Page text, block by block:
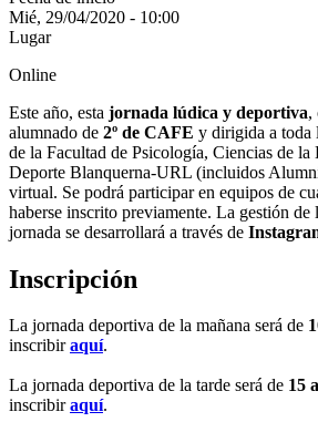
Mié, 29/04/2020 - 10:00
Lugar
Online
Este año, esta jornada lúdica y deportiva,
alumnado de 2º de CAFE y dirigida a toda
de la Facultad de Psicología, Ciencias de la
Deporte Blanquerna-URL (incluidos
virtual. Se podrá participar en equipos de
haberse inscrito previamente. La gestión de
jornada se desarrollará a través de
Inscripción
La jornada deportiva de la mañana será de
inscribiraquí.
La jornada deportiva de la tarde será de 15
inscribiraquí.